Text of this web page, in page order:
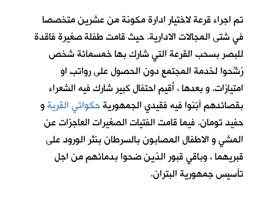
تم اجراء قرعة لاختيار ادارة مكونة من عشرين متخصصا
في شتى المجالات الادارية. حيث قامت طفلة صغيرة فاقدة
للبصر بسحب القرعة التي شارك بها خمسمائة شخص
رُشِّحوا لخدمة المجتمع دون الحصول على رواتب او
امتيازات. و بعدها ، أُقيم احتفال كبير شارك فيه الشعراء
بقصائدهم أبّنوا فيه فقيدي الجمهوريةحكواتي القريةو
حفيد تومان. فيما قامت الفتيات الصغيرات العاجزات عن
المشي و الاطفال المصابون بالسرطان بنثر الورود على
قبريهما ، وباقي قبور الذين ضحوا بدمائهم من اجل
تأسيس جمهورية البتران.